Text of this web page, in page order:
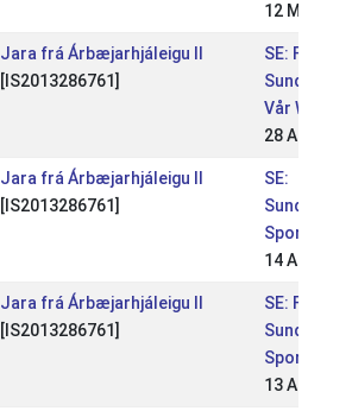
12 May
Jara frá Árbæjarhjáleigu II
[IS2013286761]
SE:
Sundabakki
Vår WR
28 Apr
Jara frá Árbæjarhjáleigu II
[IS2013286761]
SE:
Sundabakki
Sport WR 2
14 Apr
Jara frá Árbæjarhjáleigu II
[IS2013286761]
SE:
Sundabakki
Sport WR 1
13 Apr